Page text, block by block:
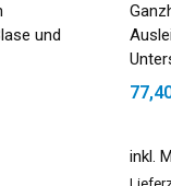
und
(3 x
inkl.